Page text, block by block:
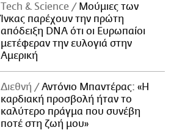
Τech & Science
Μούμιες των
Ίνκας παρέχουν την πρώτη
απόδειξη DNA ότι οι Ευρωπαίοι
μετέφεραν την ευλογιά στην
Αμερική
Διεθνή
Αντόνιο Μπαντέρας: «Η
καρδιακή προσβολή ήταν το
καλύτερο πράγμα που συνέβη
ποτέ στη ζωή μου»